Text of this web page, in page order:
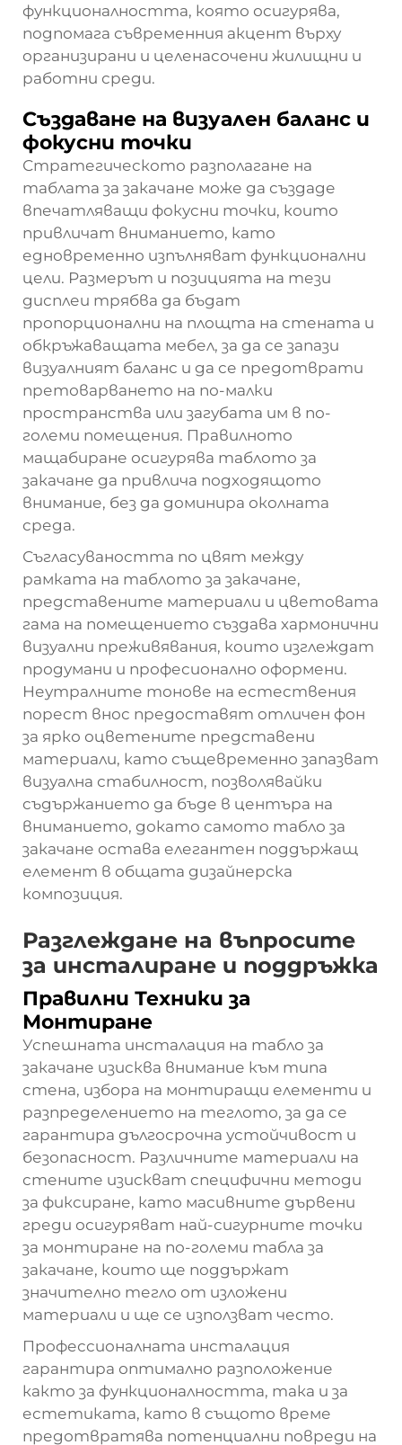
функционалността, която осигурява,
подпомага съвременния акцент върху
организирани и целенасочени жилищни и
работни среди.
Създаване на визуален баланс и
фокусни точки
Стратегическото разполагане на
таблата за закачане може да създаде
впечатляващи фокусни точки, които
привличат вниманието, като
едновременно изпълняват функционални
цели. Размерът и позицията на тези
дисплеи трябва да бъдат
пропорционални на площта на стената и
обкръжаващата мебел, за да се запази
визуалният баланс и да се предотврати
претоварването на по-малки
пространства или загубата им в по-
големи помещения. Правилното
мащабиране осигурява таблото за
закачане да привлича подходящото
внимание, без да доминира околната
среда.
Съгласуваността по цвят между
рамката на таблото за закачане,
представените материали и цветовата
гама на помещението създава хармонични
визуални преживявания, които изглеждат
продумани и професионално оформени.
Неутралните тонове на естествения
порест внос предоставят отличен фон
за ярко оцветените представени
материали, като същевременно запазват
визуална стабилност, позволявайки
съдържанието да бъде в центъра на
вниманието, докато самото табло за
закачане остава елегантен поддържащ
елемент в общата дизайнерска
композиция.
Разглеждане на въпросите
за инсталиране и поддръжка
Правилни Техники за
Монтиране
Успешната инсталация на табло за
закачане изисква внимание към типа
стена, избора на монтиращи елементи и
разпределението на теглото, за да се
гарантира дългосрочна устойчивост и
безопасност. Различните материали на
стените изискват специфични методи
за фиксиране, като масивните дървени
греди осигуряват най-сигурните точки
за монтиране на по-големи табла за
закачане, които ще поддържат
значително тегло от изложени
материали и ще се използват често.
Профессионалната инсталация
гарантира оптимално разположение
както за функционалността, така и за
естетиката, като в същото време
предотвратява потенциални повреди на